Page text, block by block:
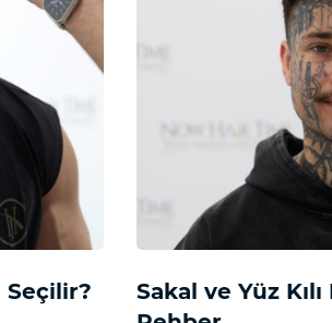
Seçilir?
Sakal ve Yüz